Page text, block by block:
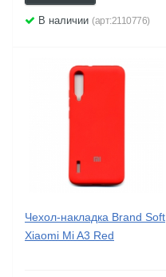
В наличии (арт:2110776)
Чехол-накладка Brand Soft
Xiaomi Mi A3 Red